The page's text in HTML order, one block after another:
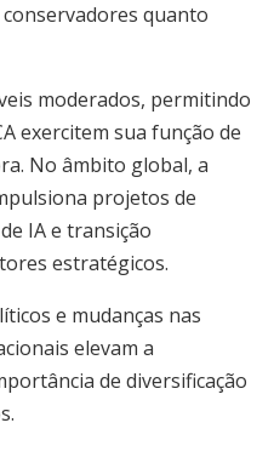
quanto
moderados, permitindo
exercitem sua função de
No âmbito global, a
projetos de
IA e transição
estratégicos.
e mudanças nas
elevam a
de diversificação